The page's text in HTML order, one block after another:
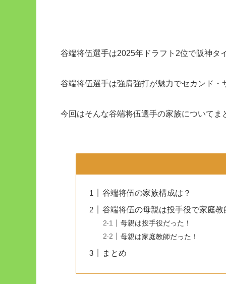
谷端将伍選手は2025年ドラフト2位で阪神タ
谷端将伍選手は強肩強打が魅力でセカンド
今回はそんな谷端将伍選手の家族について
谷端将伍の家族構成は？
谷端将伍の母親は投手役で家庭教
母親は投手役だった！
母親は家庭教師だった！
まとめ